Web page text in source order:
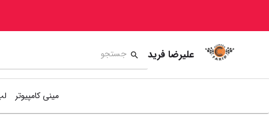
علیرضا فرید
مینی کامپیوتر